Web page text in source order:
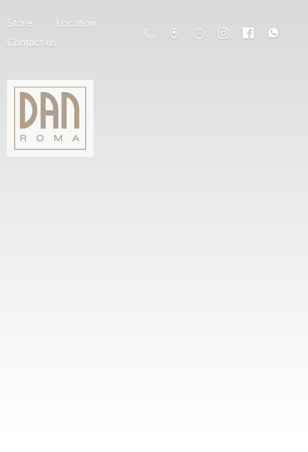
Store
Location
Contact us